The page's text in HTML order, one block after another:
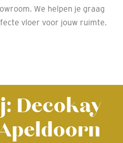
We helpen je graag
vloer voor jouw ruimte.
Decokay